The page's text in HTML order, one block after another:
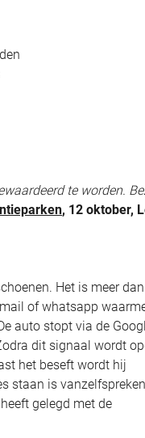
te worden.
, 12 oktober,
Het is meer
of whatsapp
auto stopt via de
dit signaal wordt
het beseft wordt hij
staan is
gelegd met de